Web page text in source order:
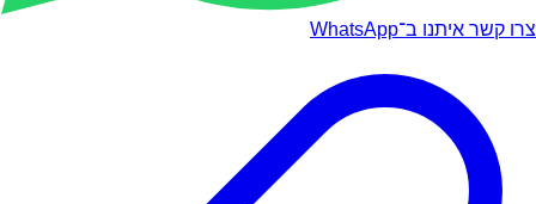
צרו קשר איתנו ב־WhatsApp